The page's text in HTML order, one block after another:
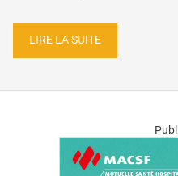
LIRE LA SUITE